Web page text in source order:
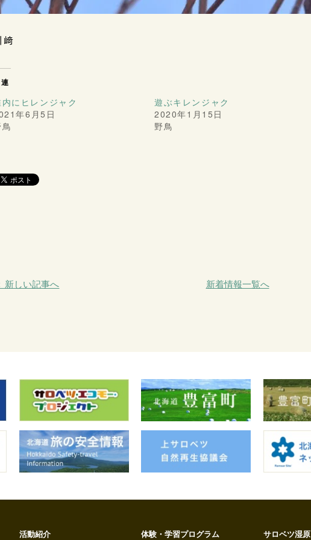
﨑
にヒレンジャク
年6月5日
遊ぶキレンジャク
2020年1月15日
野鳥
新しい記事へ 新着情報一覧へ
活動紹介 体験・学習プログラム サロベツ湿原